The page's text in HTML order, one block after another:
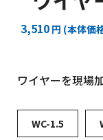
3,510 円 (本体価
ワイヤーを現場
WC-1.5